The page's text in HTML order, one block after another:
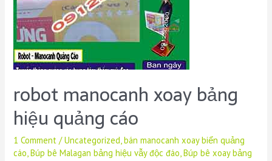
robot manocanh xoay bảng
hiệu quảng cáo
1 Comment /Uncategorized ,bán manocanh xoay biển quảng
cáo ,Búp bê Malagan bảng hiệu vẫy độc đáo ,Búp bê xoay bảng